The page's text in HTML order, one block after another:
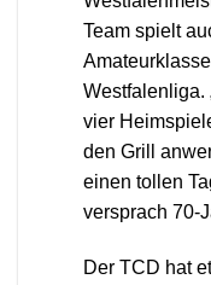
Team spielt
Westfalenliga.
vier
den Grill
einen tollen
versprach 70-
Der TCD hat